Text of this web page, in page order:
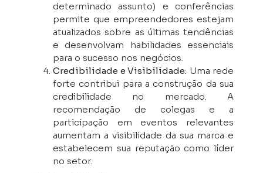
determinado assunto) e conferências
permite que empreendedores estejam
atualizados sobre as últimas tendências
e desenvolvam habilidades essenciais
para o sucesso nos negócios.
Credibilidade e Visibilidade: Uma rede
forte contribui para a construção da sua
credibilidade no mercado. A
recomendação de colegas e a
participação em eventos relevantes
aumentam a visibilidade da sua marca e
estabelecem sua reputação como líder
no setor.